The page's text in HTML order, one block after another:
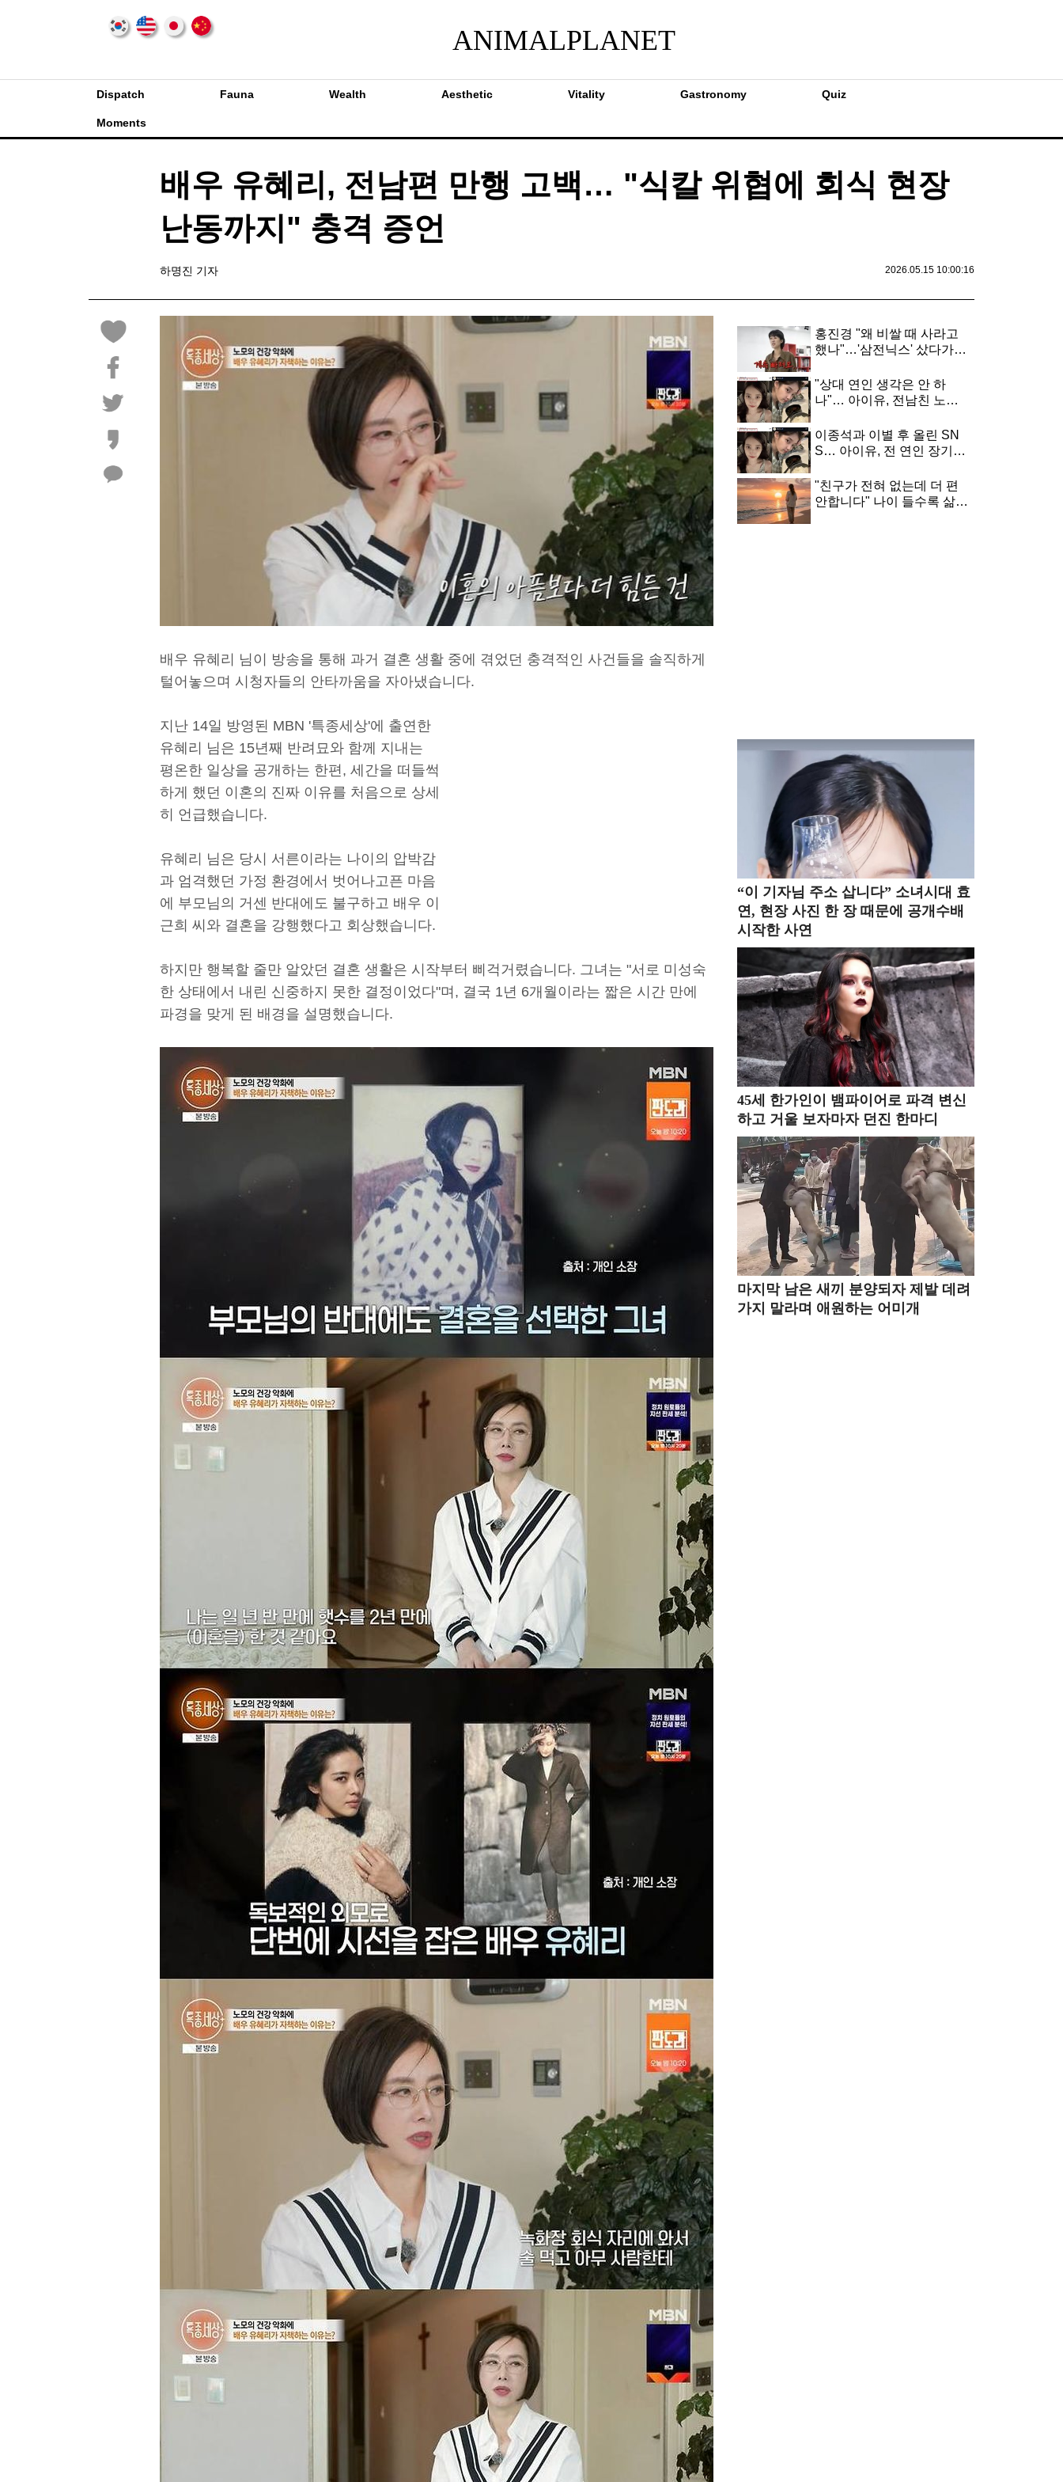
ANIMALPLANET
Dispatch Fauna Wealth Aesthetic Vitality Gastronomy Quiz
Moments
배우 유혜리, 전남편 만행 고백… "식칼 위협에 회식 현장
난동까지" 충격 증언
하명진 기자 2026.05.15 10:00:16
배우 유혜리 님이 방송을 통해 과거 결혼 생활 중에 겪었던 충격적인 사건들을 솔직하게
털어놓으며 시청자들의 안타까움을 자아냈습니다.
지난 14일 방영된 MBN '특종세상'에 출연한
유혜리 님은 15년째 반려묘와 함께 지내는
평온한 일상을 공개하는 한편, 세간을 떠들썩
하게 했던 이혼의 진짜 이유를 처음으로 상세
히 언급했습니다.
유혜리 님은 당시 서른이라는 나이의 압박감
과 엄격했던 가정 환경에서 벗어나고픈 마음
에 부모님의 거센 반대에도 불구하고 배우 이
근희 씨와 결혼을 강행했다고 회상했습니다.
하지만 행복할 줄만 알았던 결혼 생활은 시작부터 삐걱거렸습니다. 그녀는 "서로 미성숙
한 상태에서 내린 신중하지 못한 결정이었다"며, 결국 1년 6개월이라는 짧은 시간 만에
파경을 맞게 된 배경을 설명했습니다.
홍진경 "왜 비쌀 때 사라고
했나"…'삼전닉스' 샀다가
마디
"상대 연인 생각은 안 하
나"… 아이유, 전남친 노래
유
이종석과 이별 후 올린 SN
S… 아이유, 전 연인 장기하
"친구가 전혀 없는데 더 편
안합니다" 나이 들수록 삶이
“이 기자님 주소 삽니다” 소녀시대 효
연, 현장 사진 한 장 때문에 공개수배
시작한 사연
45세 한가인이 뱀파이어로 파격 변신
하고 거울 보자마자 던진 한마디
마지막 남은 새끼 분양되자 제발 데려
가지 말라며 애원하는 어미개